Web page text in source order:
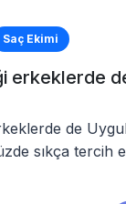
Saç Ekimi
erkeklerde
de
sıkça tercih